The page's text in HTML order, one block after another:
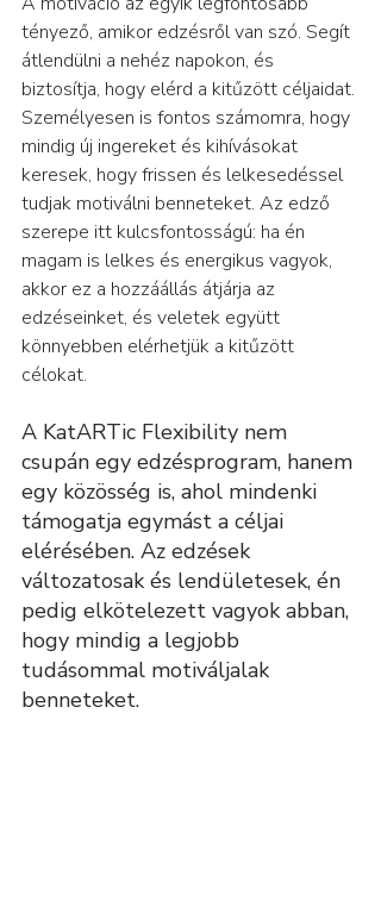
tényező, amikor edzésről van szó. Segít
átlendülni a nehéz napokon, és
biztosítja, hogy elérd a kitűzött céljaidat.
Személyesen is fontos számomra, hogy
mindig új ingereket és kihívásokat
keresek, hogy frissen és lelkesedéssel
tudjak motiválni benneteket. Az edző
szerepe itt kulcsfontosságú: ha én
magam is lelkes és energikus vagyok,
akkor ez a hozzáállás átjárja az
edzéseinket, és veletek együtt
könnyebben elérhetjük a kitűzött
célokat.
A KatARTic Flexibility nem
csupán egy edzésprogram, hanem
egy közösség is, ahol mindenki
támogatja egymást a céljai
elérésében. Az edzések
változatosak és lendületesek, én
pedig elkötelezett vagyok abban,
hogy mindig a legjobb
tudásommal motiváljalak
benneteket.